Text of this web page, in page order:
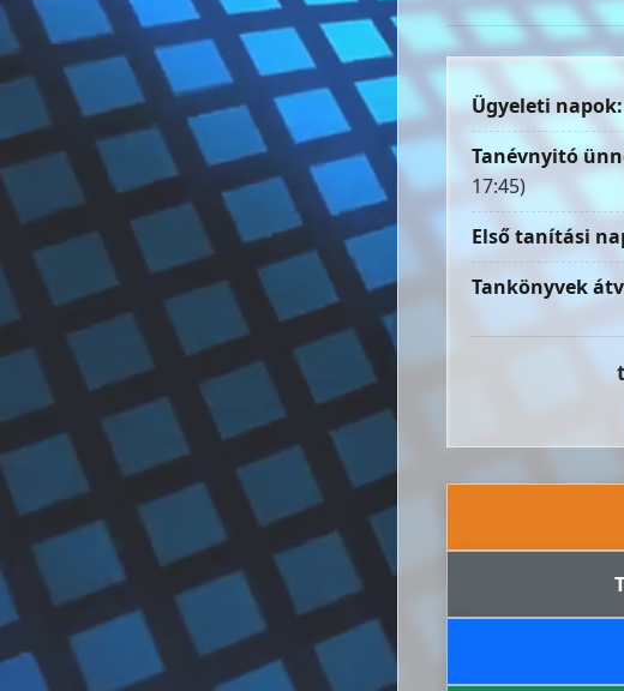
Ügyeleti napok:
Tanévnyitó
17:45)
Első tanítási
Tankönyvek